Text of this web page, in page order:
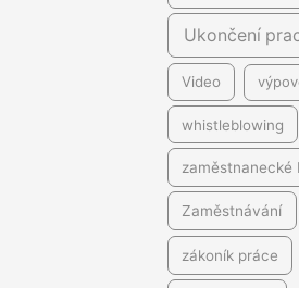
Ukončení
Video
whistleblowing
zaměstnanecké
Zaměstnávání
zákoník práce